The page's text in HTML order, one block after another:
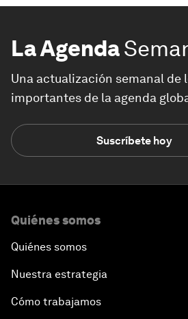
La Agenda
Una actualización semanal de
importantes de la agenda
Suscríbete hoy
Quiénes somos
Quiénes somos
Nuestra estrategia
Cómo trabajamos